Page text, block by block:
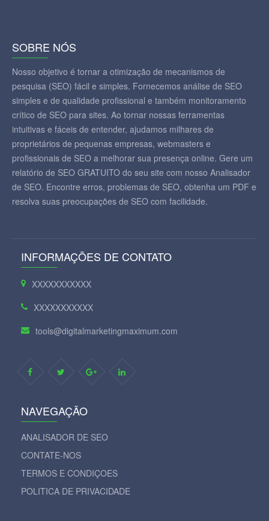
SOBRE NÓS
Nosso objetivo é tornar a otimização de mecanismos de
pesquisa (SEO) fácil e simples. Fornecemos análise de SEO
simples e de qualidade profissional e também monitoramento
crítico de SEO para sites. Ao tornar nossas ferramentas
intuitivas e fáceis de entender, ajudamos milhares de
proprietários de pequenas empresas, webmasters e
profissionais de SEO a melhorar sua presença online. Gere um
relatório de SEO GRATUITO do seu site com nosso Analisador
de SEO. Encontre erros, problemas de SEO, obtenha um PDF e
resolva suas preocupações de SEO com facilidade.
INFORMAÇÕES DE CONTATO
XXXXXXXXXXX
XXXXXXXXXXX
tools@digitalmarketingmaximum.com
NAVEGAÇÃO
ANALISADOR DE SEO
CONTATE-NOS
TERMOS E CONDIÇOES
POLITICA DE PRIVACIDADE